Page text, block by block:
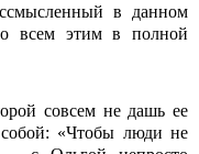
в данном
всем этим в полной
совсем не дашь ее
собой: «Чтобы люди не